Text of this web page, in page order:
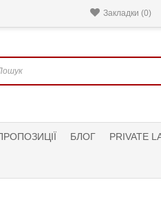
Закладки (0)
БЛОГ PRIVATE